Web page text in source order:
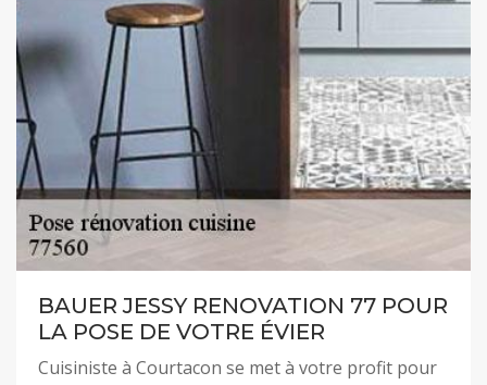
BAUER JESSY RENOVATION 77 POUR
LA POSE DE VOTRE ÉVIER
Cuisiniste à Courtacon se met à votre profit pour